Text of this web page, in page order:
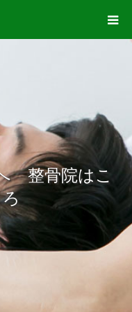
整骨院はこ